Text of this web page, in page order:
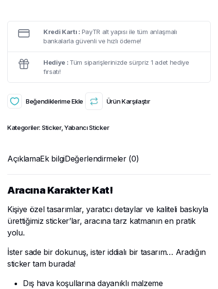
Kredi Kartı : PayTR alt yapısı ile tüm anlaşmalı
bankalarla güvenli ve hızlı ödeme!
Hediye : Tüm siparişlerinizde sürpriz 1 adet hediye
fırsatı!
Beğendiklerime Ekle Ürün Karşılaştır
Kategoriler: Sticker,Yabancı Sticker
AçıklamaEk bilgiDeğerlendirmeler (0)
Aracına Karakter Kat!
Kişiye özel tasarımlar, yaratıcı detaylar ve kaliteli baskıyla
ürettiğimiz sticker’lar, aracına tarz katmanın en pratik
yolu.
İster sade bir dokunuş, ister iddialı bir tasarım… Aradığın
sticker tam burada!
Dış hava koşullarına dayanıklı malzeme